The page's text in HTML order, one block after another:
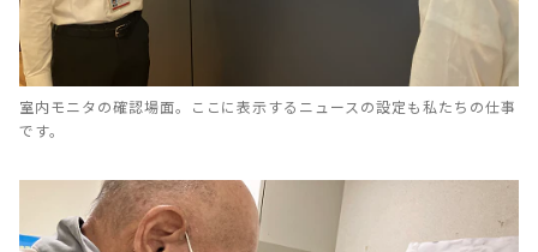
室内モニタの確認場面。ここに表示するニュースの設定も私たちの仕事
です。